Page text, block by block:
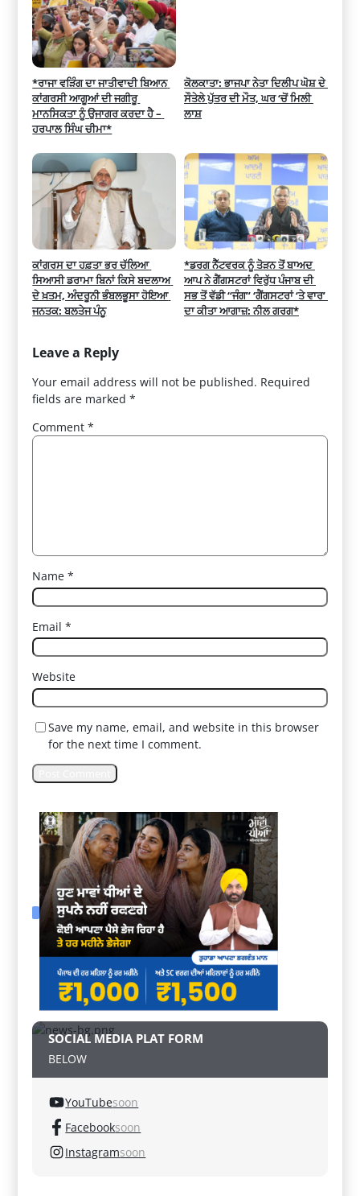
*ਰਾਜਾ ਵੜਿੰਗ ਦਾ ਜਾਤੀਵਾਦੀ ਬਿਆਨ
ਕਾਂਗਰਸੀ ਆਗੂਆਂ ਦੀ ਜਗੀਰੂ
ਮਾਨਸਿਕਤਾ ਨੂੰ ਉਜਾਗਰ ਕਰਦਾ ਹੈ –
ਹਰਪਾਲ ਸਿੰਘ ਚੀਮਾ*
ਕੋਲਕਾਤਾ: ਭਾਜਪਾ ਨੇਤਾ ਦਿਲੀਪ ਘੋਸ਼ ਦੇ
ਸੌਤੇਲੇ ਪੁੱਤਰ ਦੀ ਮੌਤ, ਘਰ ‘ਚੋਂ ਮਿਲੀ
ਲਾਸ਼
ਕਾਂਗਰਸ ਦਾ ਹਫ਼ਤਾ ਭਰ ਚੱਲਿਆ
ਸਿਆਸੀ ਡਰਾਮਾ ਬਿਨਾਂ ਕਿਸੇ ਬਦਲਾਅ
ਦੇ ਖ਼ਤਮ, ਅੰਦਰੂਨੀ ਭੰਬਲਭੂਸਾ ਹੋਇਆ
ਜਨਤਕ: ਬਲਤੇਜ ਪੰਨੂ
*ਡਰਗ ਨੈੱਟਵਰਕ ਨੂੰ ਤੋੜਨ ਤੋਂ ਬਾਅਦ
ਆਪ ਨੇ ਗੈਂਗਸਟਰਾਂ ਵਿਰੁੱਧ ਪੰਜਾਬ ਦੀ
ਸਭ ਤੋਂ ਵੱਡੀ “ਜੰਗ” ‘ਗੈਂਗਸਟਰਾਂ ‘ਤੇ ਵਾਰ’
ਦਾ ਕੀਤਾ ਆਗਾਜ਼: ਨੀਲ ਗਰਗ*
Leave a Reply
Your email address will not be published. Required
fields are marked*
Comment*
Name*
Email*
Website
Save my name, email, and website in this browser
for the next time I comment.
SOCIAL MEDIA PLAT FORM
BELOW
YouTubesoon
Facebooksoon
Instagramsoon